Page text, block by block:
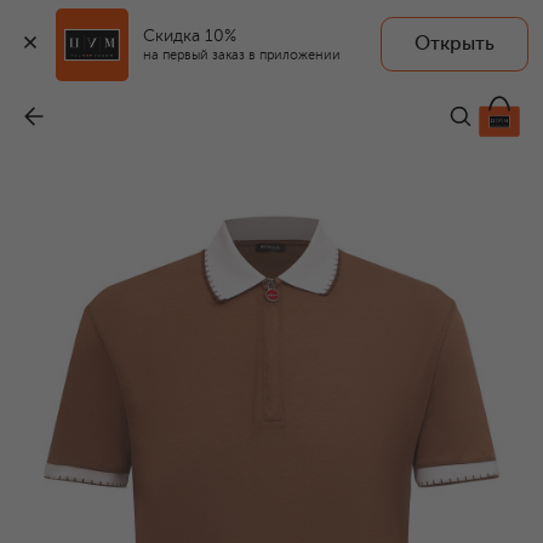
Скидка 10%
на первый заказ в приложении
Открыть
62 150 ₽